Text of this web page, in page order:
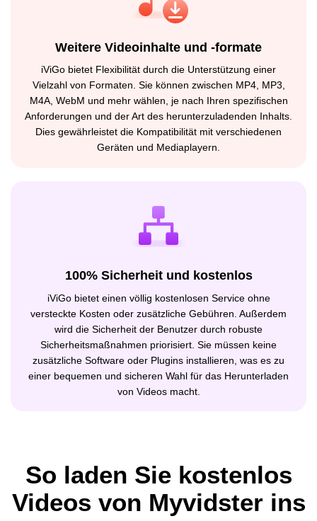
Weitere Videoinhalte und -formate
iViGo bietet Flexibilität durch die Unterstützung einer
Vielzahl von Formaten. Sie können zwischen MP4, MP3,
M4A, WebM und mehr wählen, je nach Ihren spezifischen
Anforderungen und der Art des herunterzuladenden Inhalts.
Dies gewährleistet die Kompatibilität mit verschiedenen
Geräten und Mediaplayern.
100% Sicherheit und kostenlos
iViGo bietet einen völlig kostenlosen Service ohne
versteckte Kosten oder zusätzliche Gebühren. Außerdem
wird die Sicherheit der Benutzer durch robuste
Sicherheitsmaßnahmen priorisiert. Sie müssen keine
zusätzliche Software oder Plugins installieren, was es zu
einer bequemen und sicheren Wahl für das Herunterladen
von Videos macht.
So laden Sie kostenlos
Videos von Myvidster ins